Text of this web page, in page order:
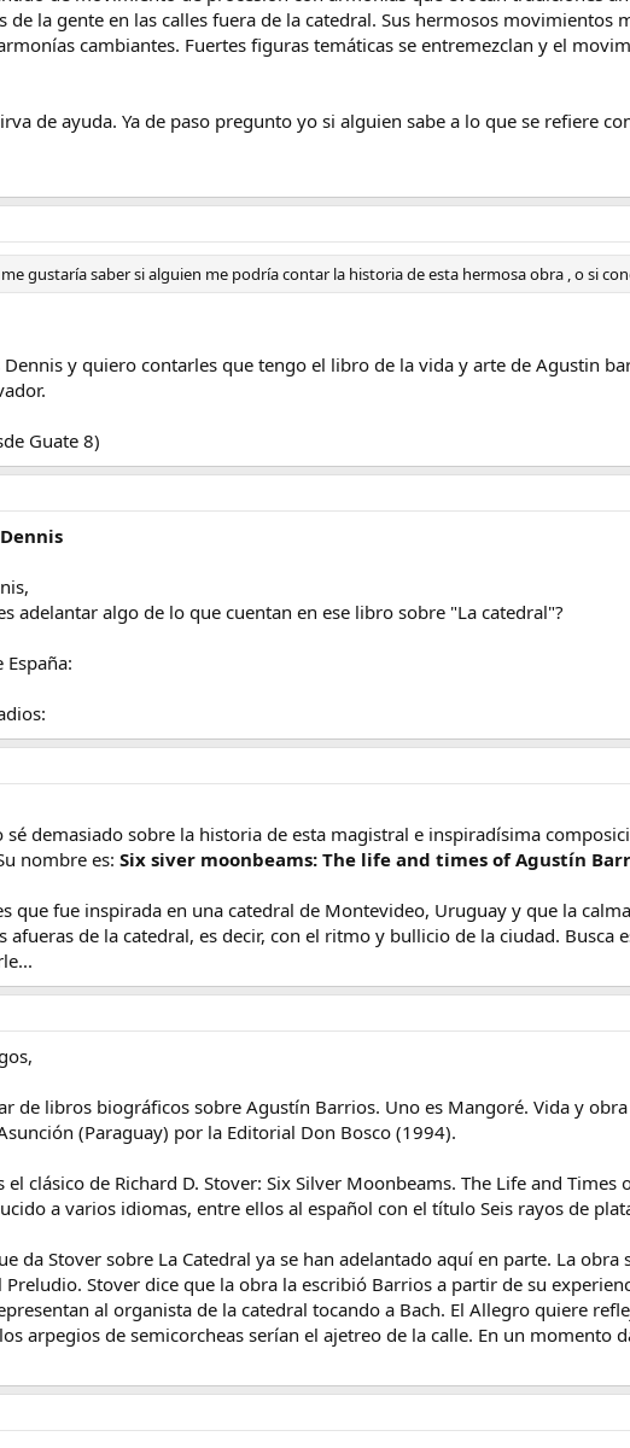
de la gente en las calles fuera de la catedral. Sus hermosos movimientos
cambiantes. Fuertes figuras temáticas se entremezclan y el
de ayuda. Ya de paso pregunto yo si alguien sabe a lo que se refiere
gustaría saber si alguien me podría contar la historia de esta hermosa obra , o si
y quiero contarles que tengo el libro de la vida y arte de Agustin
Guate 8)
adelantar algo de lo que cuentan en ese libro sobre "La catedral"?
España:
sé demasiado sobre la historia de esta magistral e inspiradísima
nombre es: Six siver moonbeams: The life and times of Agustín
que fue inspirada en una catedral de Montevideo, Uruguay y que la
afueras de la catedral, es decir, con el ritmo y bullicio de la ciudad.
de libros biográficos sobre Agustín Barrios. Uno es Mangoré. Vida y
(Paraguay) por la Editorial Don Bosco (1994).
el clásico de Richard D. Stover: Six Silver Moonbeams. The Life and
a varios idiomas, entre ellos al español con el título Seis rayos de
da Stover sobre La Catedral ya se han adelantado aquí en parte. La
Preludio. Stover dice que la obra la escribió Barrios a partir de su
al organista de la catedral tocando a Bach. El Allegro quiere
arpegios de semicorcheas serían el ajetreo de la calle. En un momento